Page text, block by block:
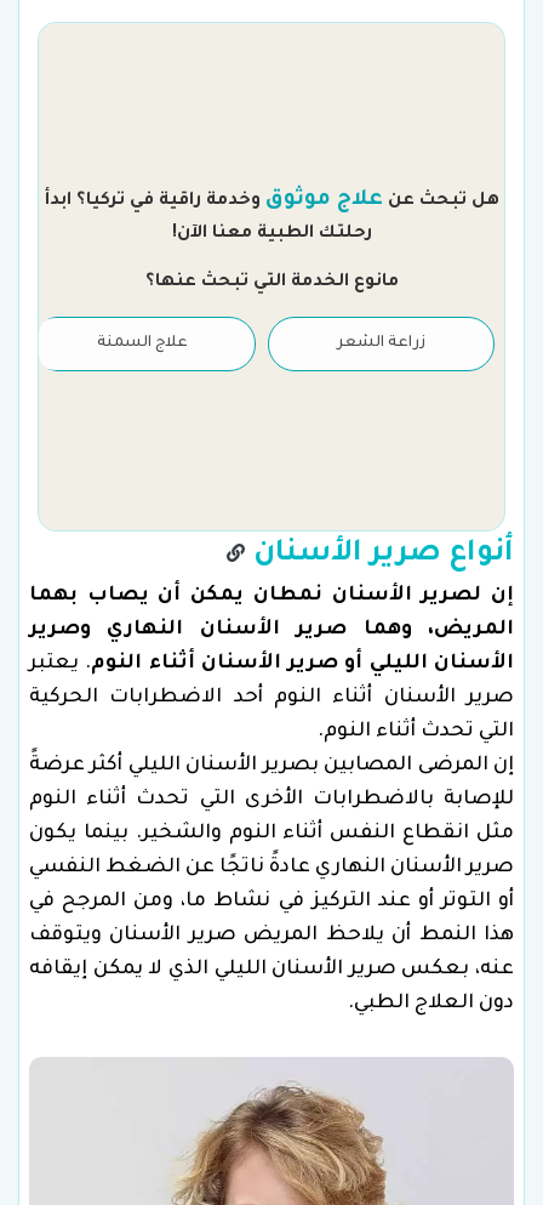
هل تبحث عن علاج موثوق وخدمة راقية في تركيا؟ ابدأ
رحلتك الطبية معنا الآن!
مانوع الخدمة التي تبحث عنها؟
زراعة الشعر علاج السمنة
أنواع صرير الأسنان
إن لصرير الأسنان نمطان يمكن أن يصاب بهما
المريض، وهما صرير الأسنان النهاري وصرير
الأسنان الليلي أو صرير الأسنان أثناء النوم. يعتبر
صرير الأسنان أثناء النوم أحد الاضطرابات الحركية
التي تحدث أثناء النوم.
إن المرضى المصابين بصرير الأسنان الليلي أكثر عرضةً
للإصابة بالاضطرابات الأخرى التي تحدث أثناء النوم
مثل انقطاع النفس أثناء النوم والشخير. بينما يكون
صرير الأسنان النهاري عادةً ناتجًا عن الضغط النفسي
أو التوتر أو عند التركيز في نشاط ما، ومن المرجح في
هذا النمط أن يلاحظ المريض صرير الأسنان ويتوقف
عنه، بعكس صرير الأسنان الليلي الذي لا يمكن إيقافه
دون العلاج الطبي.